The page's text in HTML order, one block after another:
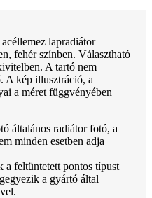
lapradiátor
fehér színben. Választható
A tartó nem
A kép illusztráció, a
a méret függvényében
általános radiátor fotó, a
minden esetben adja
a feltüntetett pontos típust
a gyártó által